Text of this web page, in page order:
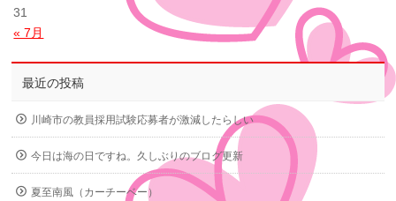
« 7月
31
最近の投稿
川崎市の教員採用試験応募者が激減したらしい
今日は海の日ですね。久しぶりのブログ更新
夏至南風（カーチーベー）